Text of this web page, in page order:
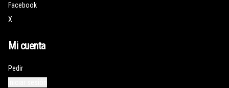
Facebook
X
Mi cuenta
Pedir